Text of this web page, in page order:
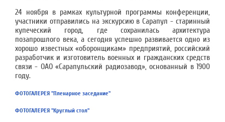
24 ноября в рамках культурной программы конференции,
участники отправились на экскурсию в Сарапул - старинный
купеческий город, где сохранилась архитектура
позапрошлого века, а сегодня успешно развивается одно из
хорошо известных «оборонщикам» предприятий, российский
разработчик и изготовитель военных и гражданских средств
связи - ОАО «Сарапульский радиозавод», основанный в 1900
году.
ФОТОГАЛЕРЕЯ "Пленарное заседание"
ФОТОГАЛЕРЕЯ "Круглый стол"